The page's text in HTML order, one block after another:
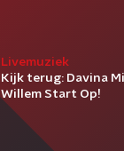
Livemuziek
Kijk terug: Davina
Willem Start Op!